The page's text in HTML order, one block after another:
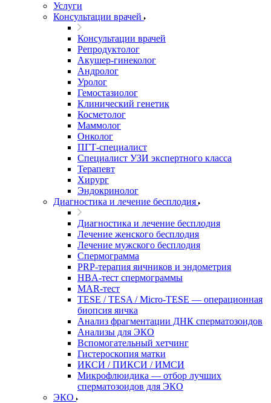
Услуги
Консультации врачей
Консультации врачей
Репродуктолог
Акушер-гинеколог
Андролог
Уролог
Гемостазиолог
Клинический генетик
Косметолог
Маммолог
Онколог
ПГТ-специалист
Специалист УЗИ экспертного класса
Терапевт
Хирург
Эндокринолог
Диагностика и лечение бесплодия
Диагностика и лечение бесплодия
Лечение женского бесплодия
Лечение мужского бесплодия
Спермограмма
PRP-терапия яичников и эндометрия
HBA-тест спермограммы
MAR-тест
TESE / TESA / Micro-TESE — операционная
биопсия яичка
Анализ фрагментации ДНК сперматозоидов
Анализы для ЭКО
Вспомогательный хетчинг
Гистероскопия матки
ИКСИ / ПИКСИ / ИМСИ
Микрофлюидика — отбор лучших
сперматозоидов для ЭКО
ЭКО